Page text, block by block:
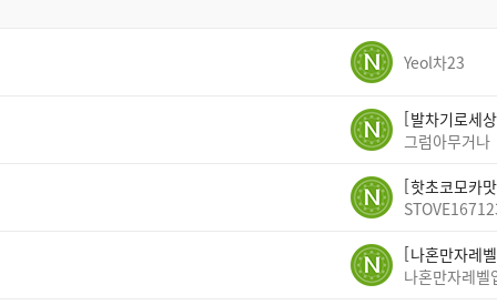
Yeol차23
발차기로세
그럼아무거나
핫초코모카맛
나혼만자레
나혼만자레벨